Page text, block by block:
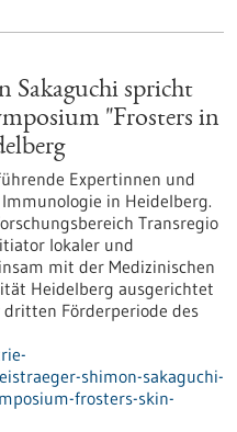
Sakaguchi spricht
"Frosters in
Expertinnen und
in Heidelberg.
Transregio
lokaler und
mit der Medizinischen
Heidelberg ausgerichtet
Förderperiode des
shimon-sakaguchi-
frosters-skin-